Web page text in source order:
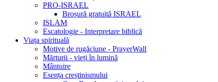
PRO-ISRAEL
Broșură gratuită ISRAEL
ISLAM
Escatologie - Interpretare biblică
Viața spirituală
Motive de rugăciune - PrayerWall
Mărturii - vieți în lumină
Mântuire
Esența creștinismului